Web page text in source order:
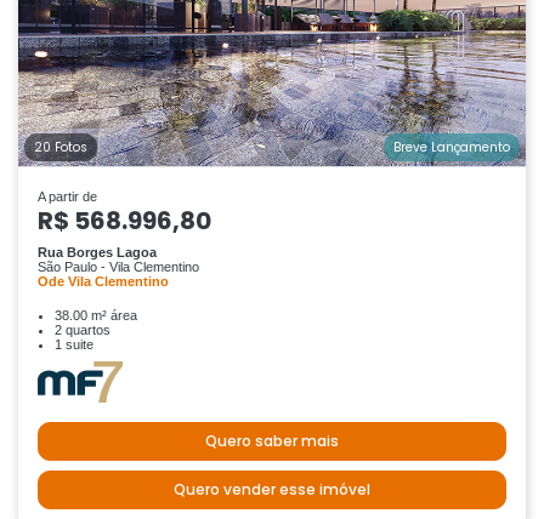
20 Fotos Breve Lançamento
A partir de
R$ 568.996,80
Rua Borges Lagoa
São Paulo - Vila Clementino
Ode Vila Clementino
38.00 m² área
2 quartos
1 suite
Quero saber mais
Quero vender esse imóvel